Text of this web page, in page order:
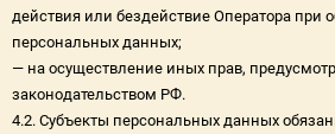
действия или бездействие Оператора при
персональных данных;
— на осуществление иных прав,
законодательством РФ.
4.2. Субъекты персональных данных